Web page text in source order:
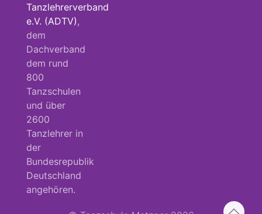
Tanzlehrerverband
e.V. (ADTV) ,
dem
Dachverband
dem rund
800
Tanzschulen
und über
2600
Tanzlehrer in
der
Bundesrepublik
Deutschland
angehören.